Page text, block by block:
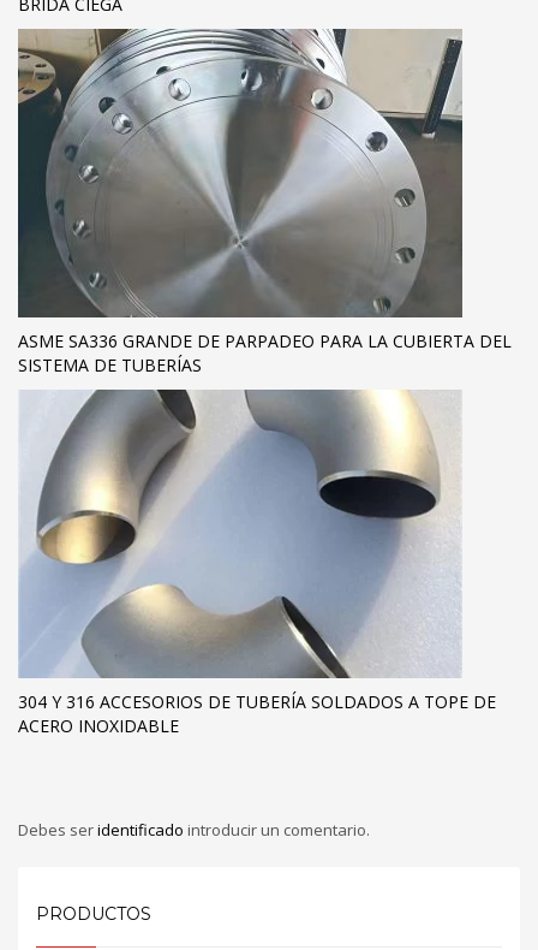
ASME SA336 GRANDE DE PARPADEO PARA LA CUBIERTA DEL
SISTEMA DE TUBERÍAS
304 Y 316 ACCESORIOS DE TUBERÍA SOLDADOS A TOPE DE
ACERO INOXIDABLE
Debes seridentificado introducir un comentario.
PRODUCTOS